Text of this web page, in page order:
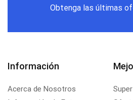
Obtenga las últimas
Información
Acerca de Nosotros